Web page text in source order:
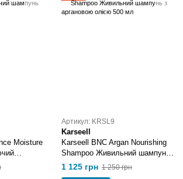
Moisture
Артикул: KRSL9
Karseell
Karseell BNC Argan Nourishing
Shampoo Живильний шампунь
з аргановою олією 500 мл
1 125 грн 1 250 грн